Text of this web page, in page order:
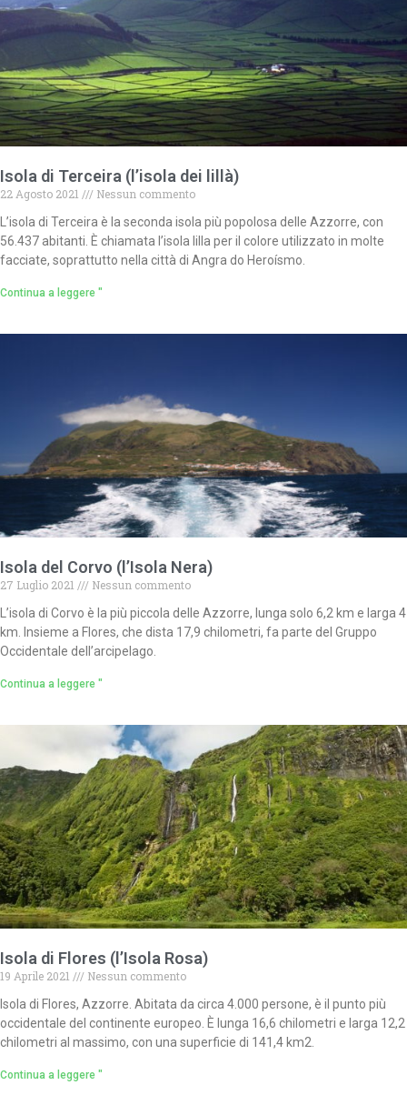
Isola di Terceira (l’isola dei lillà)
22 Agosto 2021
Nessun commento
L’isola di Terceira è la seconda isola più popolosa delle Azzorre, con
56.437 abitanti. È chiamata l’isola lilla per il colore utilizzato in molte
facciate, soprattutto nella città di Angra do Heroísmo.
Continua a leggere "
Isola del Corvo (l’Isola Nera)
27 Luglio 2021
Nessun commento
L’isola di Corvo è la più piccola delle Azzorre, lunga solo 6,2 km e larga 4
km. Insieme a Flores, che dista 17,9 chilometri, fa parte del Gruppo
Occidentale dell’arcipelago.
Continua a leggere "
Isola di Flores (l’Isola Rosa)
19 Aprile 2021
Nessun commento
Isola di Flores, Azzorre. Abitata da circa 4.000 persone, è il punto più
occidentale del continente europeo. È lunga 16,6 chilometri e larga 12,2
chilometri al massimo, con una superficie di 141,4 km2.
Continua a leggere "